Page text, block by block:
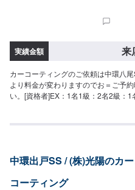
実績金額 来
カーコーティングのご依頼は中環八
より料金が変わりますのでお＝ご予
い。[資格者]EX：1名1級：2名2級：
（L）29,800円（LL）34,500円（XL
28,700円（SS）30,900円（S）
（LL）45,000円（XL）◎ダイヤモ
ンスで3年間耐久より強いガラス被膜
中環出戸SS / (株)光陽のカ
コーティング